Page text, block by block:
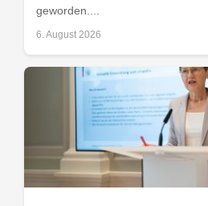
geworden....
6. August 2026